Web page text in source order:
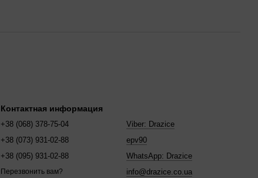
Контактная информация
+38 (068) 378-75-04
+38 (073) 931-02-88
+38 (095) 931-02-88
Перезвонить вам?
Viber: Drazice
epv90
WhatsApp: Drazice
info@drazice.co.ua